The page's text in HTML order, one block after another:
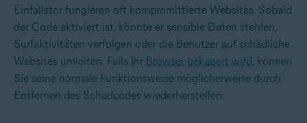
Einfallstor fungieren oft kompromittierte Websites. Sobald
der Code aktiviert ist, könnte er sensible Daten stehlen,
Surfaktivitäten verfolgen oder die Benutzer auf schädliche
Websites umleiten. Falls Ihr Browser gekapert wird, können
Sie seine normale Funktionsweise möglicherweise durch
Entfernen des Schadcodes wiederherstellen.